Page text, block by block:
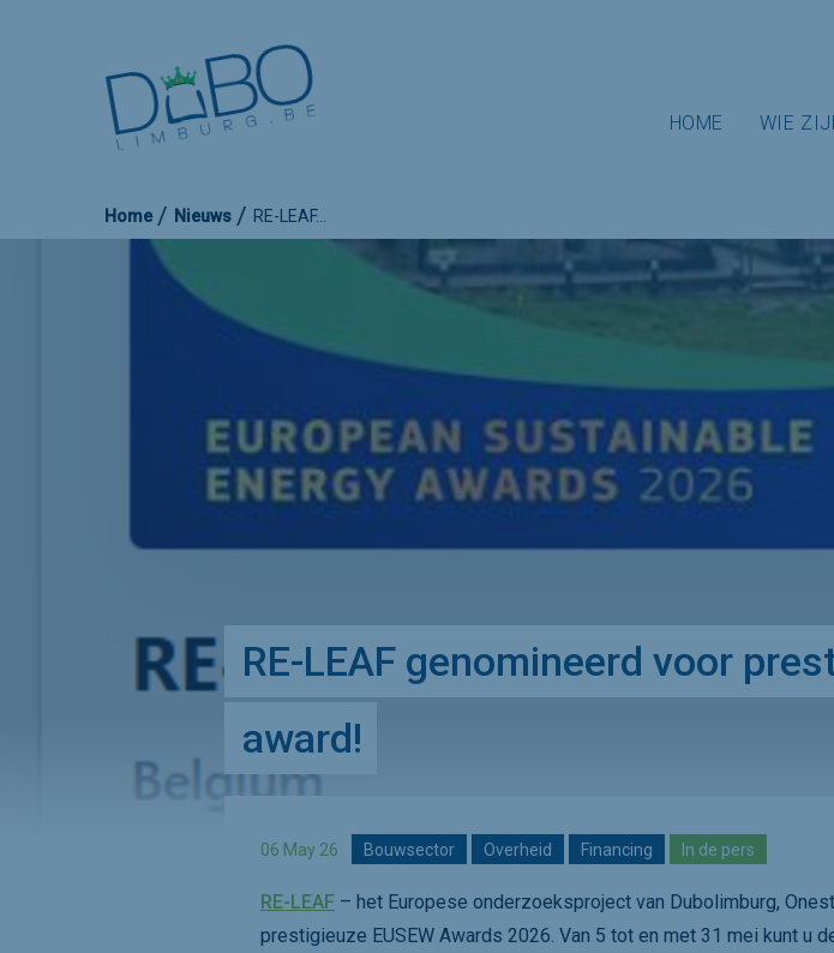
HOME WIE
Home Nieuws RE-LEAF…
RE-LEAF genomineerd voor
award!
06 May 26 Bouwsector Overheid Financing In de pers
RE-LEAF – het Europese onderzoeksproject van Dubolimburg,
prestigieuze EUSEW Awards 2026. Van 5 tot en met 31 mei kunt u